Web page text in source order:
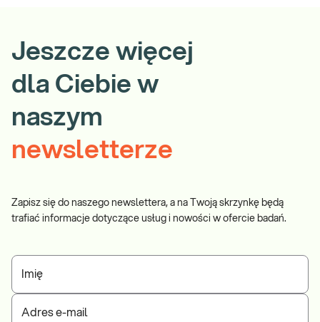
Jeszcze więcej
dla Ciebie w
naszym
newsletterze
Zapisz się do naszego newslettera, a na Twoją skrzynkę będą
trafiać informacje dotyczące usług i nowości w ofercie badań.
Imię
Adres e-mail